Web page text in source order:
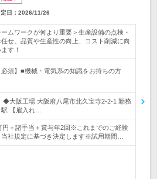
日： 2026/11/26
ムワークが何より重要＞生産設備の点検・
せ。品質や生産性の向上、コスト削減に向
す！
必須】■機械・電気系の知識をお持ちの方
◆大阪工場 大阪府八尾市北久宝寺2-2-1 勤務
【雇入れ…
円＋諸手当＋賞与年2回※これまでのご経験
社規定に基づき決定します※試用期間…